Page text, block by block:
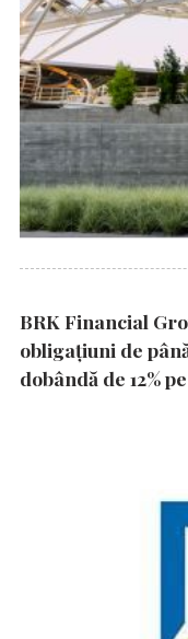
BRK Financial
obligațiuni de
dobândă de 12%